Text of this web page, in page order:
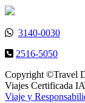
3140-0030
2516-5050
Copyright ©Travel
Viajes Certificada
Viaje y